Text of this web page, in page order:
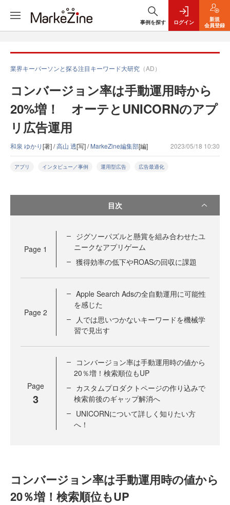
事例を探す ログイン
新規
会員登録
業界キーパーソンと探る注目キーワード大研究 （AD）
コンバージョン率は手動運用時から
20%増！ オーテとUNICORNのアプ
リ広告運用
和泉 ゆかり[著] /高山 透[写] /MarkeZine編集部[編] 2023/05/18 10:30
アプリ インタビュー／事例 運用型広告 広告最適化
目次
Page 1
ジグソーパズルと懸賞を組み合わせたユ
ニークなアプリゲーム
獲得効率の低下やROASの回収に課題
Page 2
Apple Search Adsの全自動運用に可能性
を感じた
人では思いつかないキーワードを機械学
習で見出す
Page
3
コンバージョン率は手動運用時の値から
20％増！検索順位もUP
カスタムプロダクトページの作り込みで
検索前後のギャップ解消へ
UNICORNについて詳しく知りたい方
へ！
コンバージョン率は手動運用時の値から
20％増！検索順位もUP